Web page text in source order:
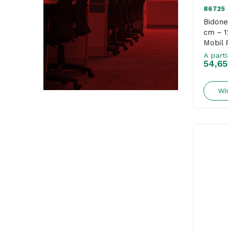
86725
cm –
Mobil
A
54,65